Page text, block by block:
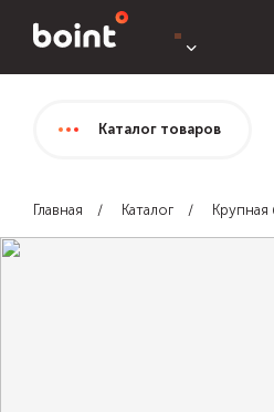
Каталог товаров
Главная Каталог Крупная